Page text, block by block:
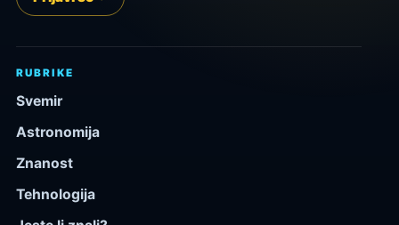
RUBRIKE
Svemir
Astronomija
Znanost
Tehnologija